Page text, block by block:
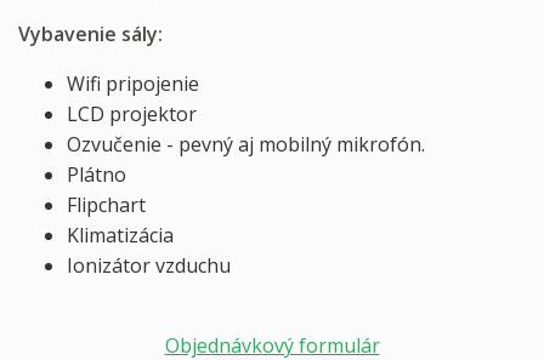
Vybavenie sály:
Wifi pripojenie
LCD projektor
Ozvučenie - pevný aj mobilný mikrofón.
Plátno
Flipchart
Klimatizácia
Ionizátor vzduchu
Objednávkový formulár